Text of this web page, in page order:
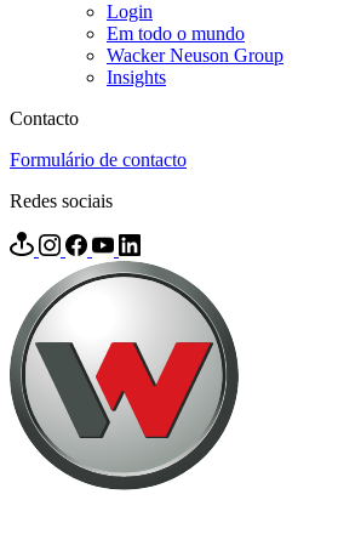
Login
Em todo o mundo
Wacker Neuson Group
Insights
Contacto
Formulário de contacto
Redes sociais